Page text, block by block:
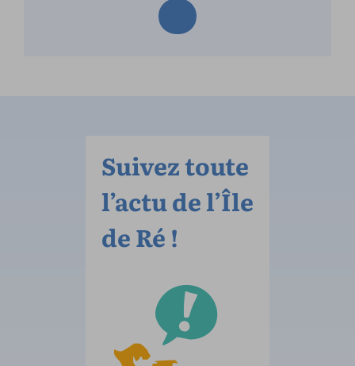
Suivez toute
l’actu de l’Île
de Ré !